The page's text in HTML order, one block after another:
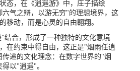
态，在《逍遥游》中，庄子描绘
六气之辩，以游无穷"的理想境界，这
移动，而是心灵的自由翱翔。
结合，形成了一种独特的文化意境
约束中得自由，这正是"烟雨任逍
递的文化理念：在数字世界的"烟
以"逍遥"。